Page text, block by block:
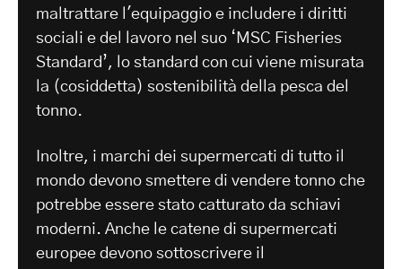
maltrattare l'equipaggio e includere i diritti
sociali e del lavoro nel suo ‘MSC Fisheries
Standard’, lo standard con cui viene misurata
la (cosiddetta) sostenibilità della pesca del
tonno.
Inoltre, i marchi dei supermercati di tutto il
mondo devono smettere di vendere tonno che
potrebbe essere stato catturato da schiavi
moderni. Anche le catene di supermercati
europee devono sottoscrivere il